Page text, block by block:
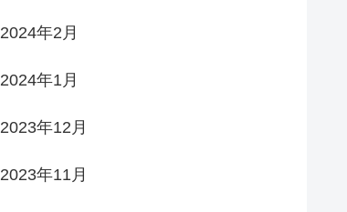
2024年2月
2024年1月
2023年12月
2023年11月